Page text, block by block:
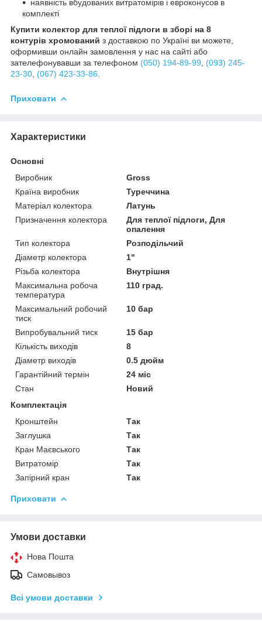
наявність вбудованих витратомірів і евроконусов в
комплекті
Купити колектор для теплої підлоги в зборі на 8
контурів хромований з доставкою по Україні ви можете,
оформивши онлайн замовлення у нас на сайті або
зателефонувавши за телефоном (050) 194-89-99
(093) 245-
23-30 (067) 423-33-86
Приховати
Характеристики
Основні
Виробник
Gross
Країна виробник
Туреччина
Матеріал колектора
Латунь
Призначення колектора
Для теплої підлоги, Для
опалення
Тип колектора
Розподільчий
Діаметр колектора
1"
Різьба колектора
Внутрішня
Максимальна робоча
температура
110 град.
Максимальний робочий
тиск
10 бар
Випробувальний тиск
15 бар
Кількість виходів
8
Діаметр виходів
0.5 дюйм
Гарантійний термін
24 міс
Стан
Новий
Комплектація
Кронштейн
Так
Заглушка
Так
Кран Маєвського
Так
Витратомір
Так
Запірний кран
Так
Приховати
Умови доставки
Нова Пошта
Самовывоз
Всі умови доставки